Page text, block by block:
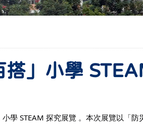
」小學
學 STEAM 探究展覽 。 本次展覽以「防